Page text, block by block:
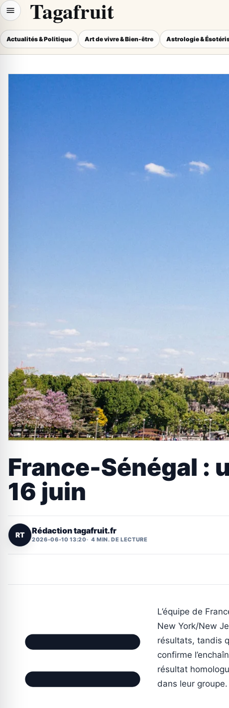
Tagafruit
Actualités & Politique Art de vivre & Bien-être Astrologie &
France-Sénégal :
16 juin
RT Rédaction tagafruit.fr
2026-06-10 13:20 4 MIN. DE LECTURE
L’équipe de
New York/New
résultats, tandis
confirme
résultat
dans leur groupe.